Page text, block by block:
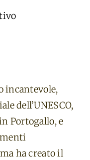
incantevole,
dell’UNESCO,
Portogallo, e
ha creato il